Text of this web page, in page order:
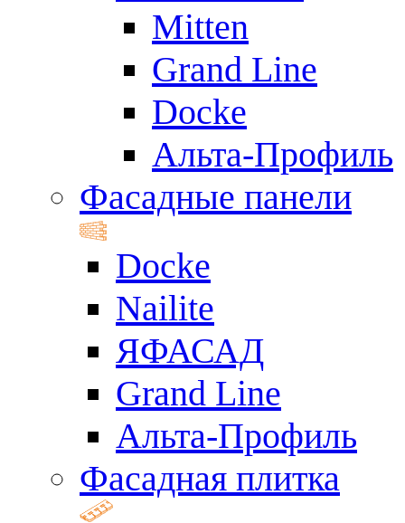
Mitten
Grand Line
Docke
Альта-Профиль
Фасадные панели
Docke
Nailite
ЯФАСАД
Grand Line
Альта-Профиль
Фасадная плитка